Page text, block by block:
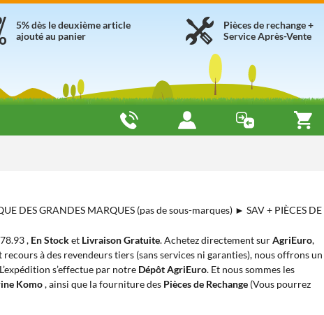
Pièces de rechange +
Service Après-Vente
5% dès le deuxième article
ajouté au panier
DES GRANDES MARQUES (pas de sous-marques) ► SAV + PIÈCES DE
, En Stocket Livraison Gratuite. Achetez directement surAgriEuro,
à des revendeurs tiers (sans services ni garanties), nous offrons un
s’effectue par notre Dépôt AgriEuro. Et nous sommes les
Komo, ainsi que la fourniture des Pièces de Rechange (Vous pourrez